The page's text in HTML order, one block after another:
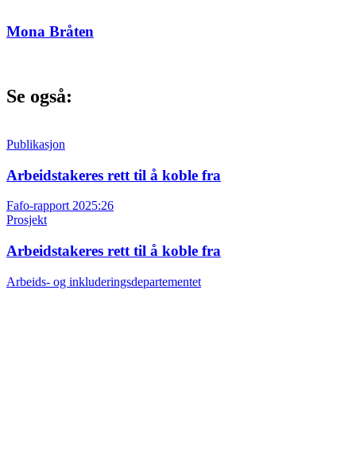
Mona Bråten
Se også:
Publikasjon
Arbeidstakeres rett til å koble fra
Fafo-rapport 2025:26
Prosjekt
Arbeidstakeres rett til å koble fra
Arbeids- og inkluderingsdepartementet